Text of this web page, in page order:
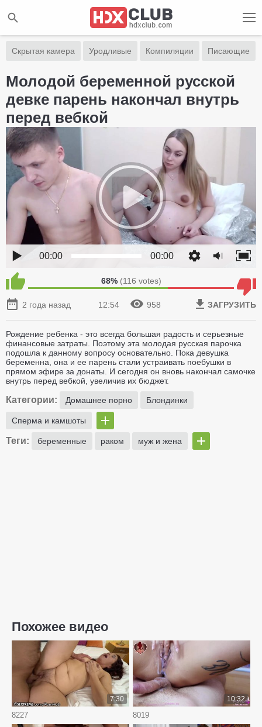
Скрытая камера Уродливые Компиляции Писающие
Молодой беременной русской
девке парень накончал внутрь
перед вебкой
00:00 00:00
68%(116 votes)
2 года назад 12:54 958 ЗАГРУЗИТЬ
Рождение ребенка - это всегда большая радость и серьезные
финансовые затраты. Поэтому эта молодая русская парочка
подошла к данному вопросу основательно. Пока девушка
беременна, она и ее парень стали устраивать поебушки в
прямом эфире за донаты. И сегодня он вновь накончал самочке
внутрь перед вебкой, увеличив их бюджет.
Категории: Домашнее порно Блондинки
Сперма и камшоты
Теги: беременные раком муж и жена
Похожее видео
8227
7:30
8019
10:32